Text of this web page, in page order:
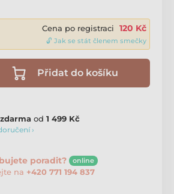
Cena po registraci 120 Kč
🔓 Jak se stát členem smečky
Přidat do košíku
od 1 499 Kč
›
poradit? online
na +420 771 194 837